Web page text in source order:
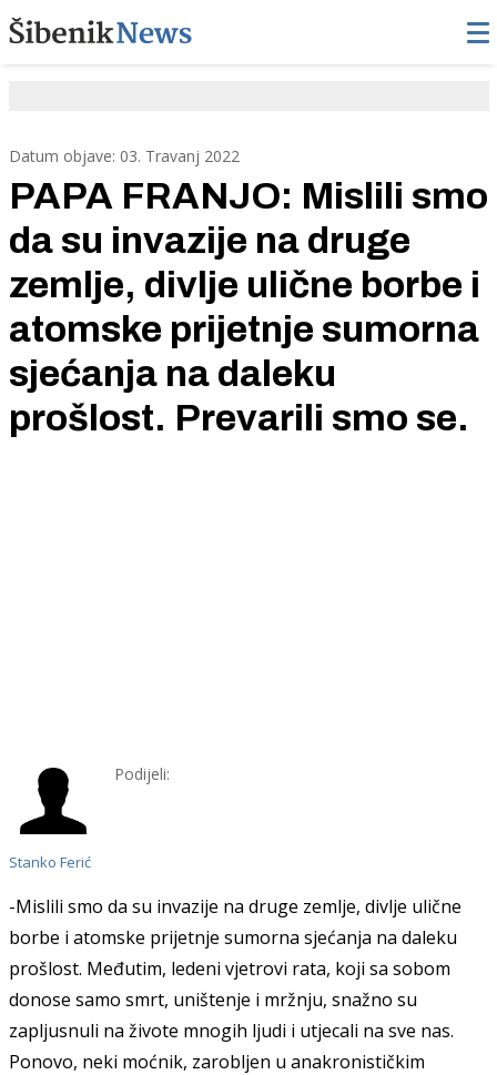
Datum objave: 03. Travanj 2022
PAPA FRANJO: Mislili smo
da su invazije na druge
zemlje, divlje ulične borbe i
atomske prijetnje sumorna
sjećanja na daleku
prošlost. Prevarili smo se.
Stanko Ferić
Podijeli:
-Mislili smo da su invazije na druge zemlje, divlje ulične
borbe i atomske prijetnje sumorna sjećanja na daleku
prošlost. Međutim, ledeni vjetrovi rata, koji sa sobom
donose samo smrt, uništenje i mržnju, snažno su
zapljusnuli na živote mnogih ljudi i utjecali na sve nas.
Ponovo, neki moćnik, zarobljen u anakronističkim